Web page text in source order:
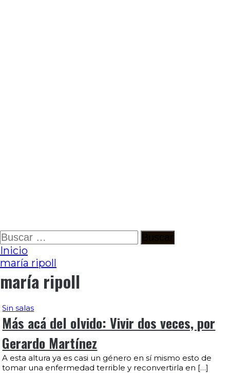
Ir
al
contenido
Buscar:
Inicio
maría ripoll
maría ripoll
Sin salas
Más acá del olvido: Vivir dos veces, por
Gerardo Martínez
A esta altura ya es casi un género en sí mismo esto de
tomar una enfermedad terrible y reconvertirla en […]